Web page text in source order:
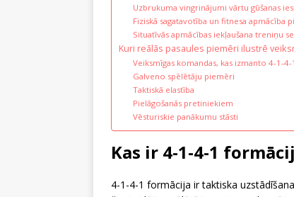
Uzbrukuma vingrinājumi vārtu gūšanas
Fiziskā sagatavotība un fitnesa apmācība
Situatīvās apmācības iekļaušana treniņu
Kuri reālās pasaules piemēri ilustrē
Veiksmīgas komandas, kas izmanto 4-1-4-1
Galveno spēlētāju piemēri
Taktiskā elastība
Pielāgošanās pretiniekiem
Vēsturiskie panākumu stāsti
Kas ir 4-1-4-1
4-1-4-1 formācija ir taktiska